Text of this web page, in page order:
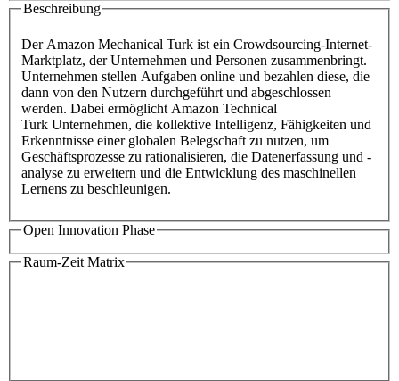
Beschreibung
Der Amazon Mechanical Turk ist ein Crowdsourcing-Internet-
Marktplatz, der Unternehmen und Personen zusammenbringt.
Unternehmen stellen Aufgaben online und bezahlen diese, die
dann von den Nutzern durchgeführt und abgeschlossen
werden. Dabei ermöglicht Amazon Technical
Turk Unternehmen, die kollektive Intelligenz, Fähigkeiten und
Erkenntnisse einer globalen Belegschaft zu nutzen, um
Geschäftsprozesse zu rationalisieren, die Datenerfassung und -
analyse zu erweitern und die Entwicklung des maschinellen
Lernens zu beschleunigen.
Open Innovation Phase
Raum-Zeit Matrix